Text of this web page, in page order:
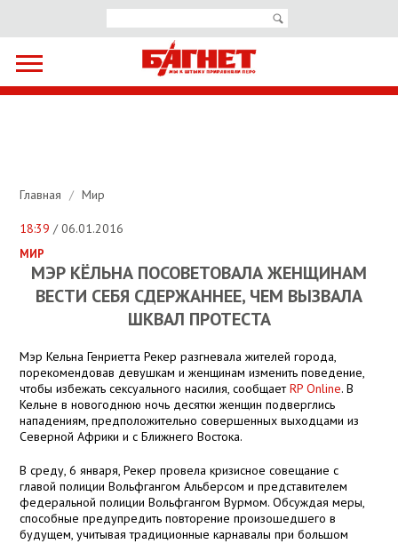
Главная / Мир
18:39 / 06.01.2016
МИР
МЭР КЁЛЬНА ПОСОВЕТОВАЛА ЖЕНЩИНАМ
ВЕСТИ СЕБЯ СДЕРЖАННЕЕ, ЧЕМ ВЫЗВАЛА
ШКВАЛ ПРОТЕСТА
Мэр Кельна Генриетта Рекер разгневала жителей города,
порекомендовав девушкам и женщинам изменить поведение,
чтобы избежать сексуального насилия, сообщаетRP Online. В
Кельне в новогоднюю ночь десятки женщин подверглись
нападениям, предположительно совершенных выходцами из
Северной Африки и с Ближнего Востока.
В среду, 6 января, Рекер провела кризисное совещание с
главой полиции Вольфгангом Альберсом и представителем
федеральной полиции Вольфгангом Вурмом. Обсуждая меры,
способные предупредить повторение произошедшего в
будущем, учитывая традиционные карнавалы при большом